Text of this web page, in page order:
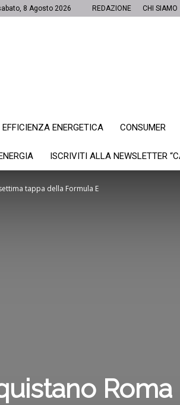
8 Agosto 2026 REDAZIONE CHI SIAMO
EFFICIENZA ENERGETICA CONSUMER
ISCRIVITI ALLA NEWSLETTER
tappa della Formula E
Roma